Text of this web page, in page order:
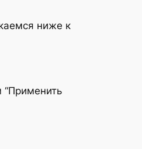
ниже к
“Применить